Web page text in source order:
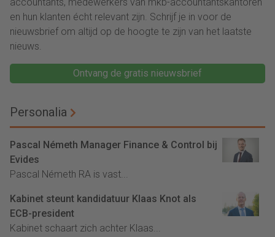
accountants, medewerkers van mkb-accountantskantoren
en hun klanten écht relevant zijn. Schrijf je in voor de
nieuwsbrief om altijd op de hoogte te zijn van het laatste
nieuws.
Ontvang de gratis nieuwsbrief
Personalia
Pascal Németh Manager Finance & Control bij
Evides
Pascal Németh RA is vast...
Kabinet steunt kandidatuur Klaas Knot als
ECB-president
Kabinet schaart zich achter Klaas...